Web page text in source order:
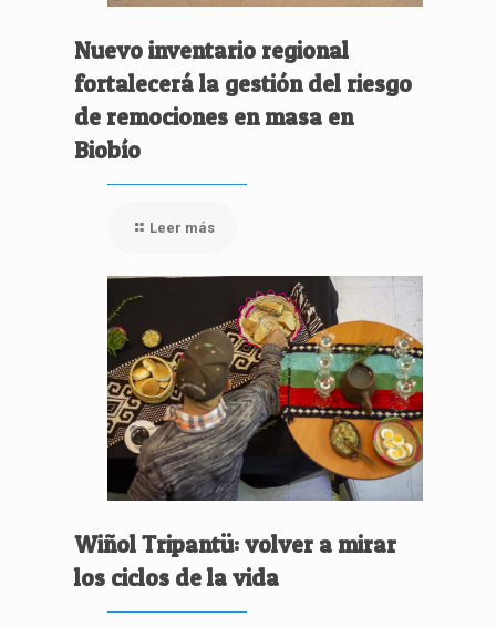
Nuevo inventario regional
fortalecerá la gestión del riesgo
de remociones en masa en
Biobío
Leer más
Wiñol Tripantü: volver a mirar
los ciclos de la vida